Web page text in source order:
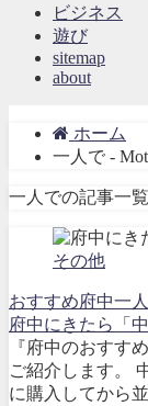
ビジネス
遊び
sitemap
about
ホーム
一人で -
一人での記事一覧
その他
おすすめ府中一
府中にきたら「
『府中のおすす
ご紹介します。
に購入してから